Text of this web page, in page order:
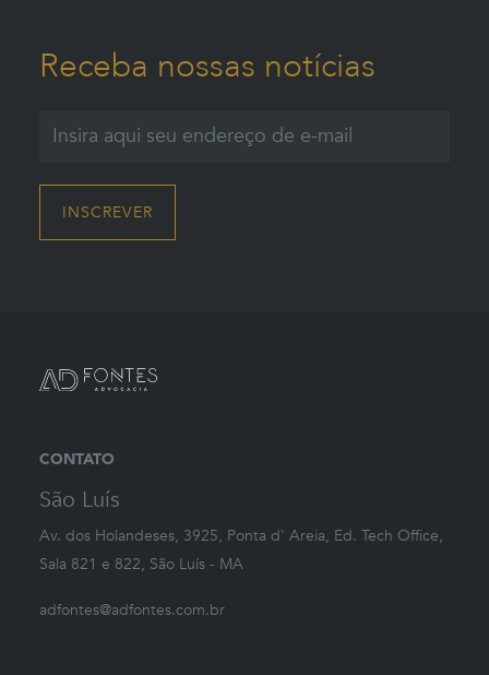
Receba nossas notícias
CONTATO
São Luís
Av. dos Holandeses, 3925, Ponta d' Areia, Ed. Tech Office,
Sala 821 e 822, São Luís - MA
adfontes@adfontes.com.br